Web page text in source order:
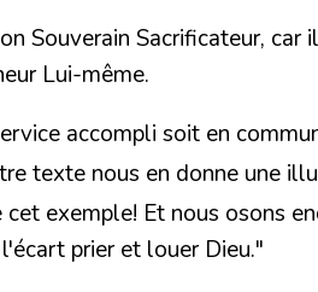
Souverain Sacrificateur,
Lui-même.
accompli soit en
texte nous en donne une
exemple! Et nous osons
prier et louer Dieu."